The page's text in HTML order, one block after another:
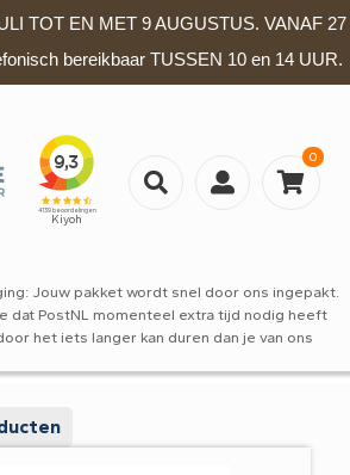
TOT EN MET 9 AUGUSTUS. VANAF 27
bereikbaar TUSSEN 10 en 14 UUR.
0
Jouw pakket wordt snel door ons ingepakt.
dat PostNL momenteel extra tijd nodig heeft
het iets langer kan duren dan je van ons